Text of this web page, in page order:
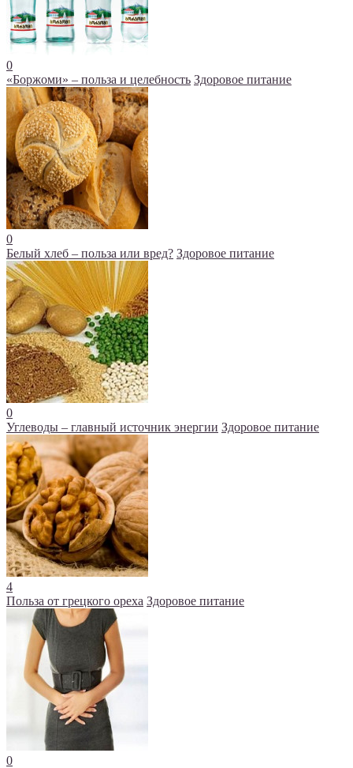
0
«Боржоми» – польза и целебность Здоровое питание
0
Белый хлеб – польза или вред? Здоровое питание
0
Углеводы – главный источник энергии Здоровое питание
4
Польза от грецкого ореха Здоровое питание
0